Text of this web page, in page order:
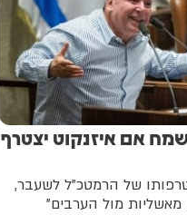
אם איזנקוט יצטרף
של הרמטכ"ל לשעבר,
מול הערבים"